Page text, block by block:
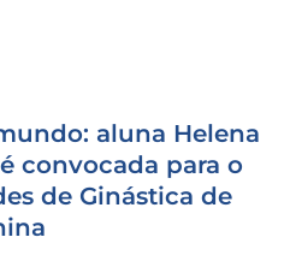
aluna Helena
convocada para o
de Ginástica de